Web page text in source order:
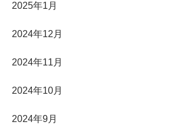
2025年1月
2024年12月
2024年11月
2024年10月
2024年9月